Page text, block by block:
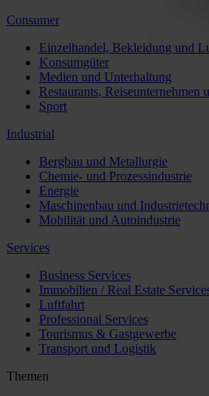
Consumer
Einzelhandel, Bekleidung und
Konsumgüter
Medien und Unterhaltung
Restaurants, Reiseunternehmen
Sport
Industrial
Bergbau und Metallurgie
Chemie- und Prozessindustrie
Energie
Maschinenbau und
Mobilität und Autoindustrie
Services
Business Services
Immobilien / Real Estate
Luftfahrt
Professional Services
Tourismus & Gastgewerbe
Transport und Logistik
Themen